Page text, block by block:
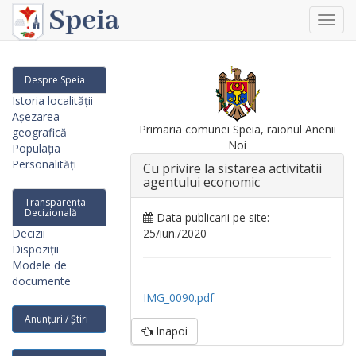
Despre Speia
Istoria localității
Așezarea
geografică
Populația
Personalități
Transparența
Decizională
Decizii
Dispoziții
Modele de
documente
Anunțuri / Știri
Primaria comunei Speia, raionul Anenii
Noi
Cu privire la sistarea activitatii
agentului economic
Data publicarii pe site:
25/iun./2020
IMG_0090.pdf
Inapoi